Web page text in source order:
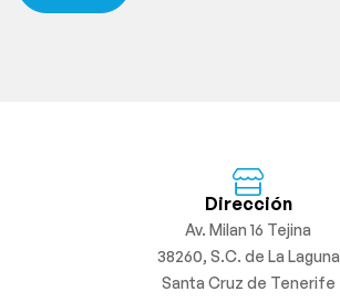
Dirección
Av. Milan 16 Tejina
38260, S.C. de La Laguna
Santa Cruz de Tenerife